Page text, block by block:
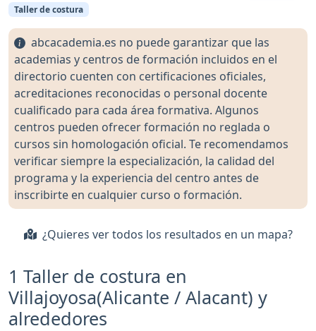
Taller de costura
abcacademia.es no puede garantizar que las
academias y centros de formación incluidos en el
directorio cuenten con certificaciones oficiales,
acreditaciones reconocidas o personal docente
cualificado para cada área formativa. Algunos
centros pueden ofrecer formación no reglada o
cursos sin homologación oficial. Te recomendamos
verificar siempre la especialización, la calidad del
programa y la experiencia del centro antes de
inscribirte en cualquier curso o formación.
¿Quieres ver todos los resultados en un mapa?
1 Taller de costura en
Villajoyosa(Alicante / Alacant) y
alrededores